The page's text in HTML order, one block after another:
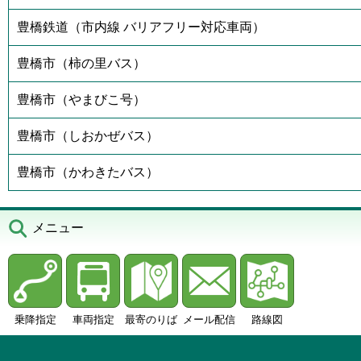
豊橋鉄道（市内線 バリアフリー対応車両）
豊橋市（柿の里バス）
豊橋市（やまびこ号）
豊橋市（しおかぜバス）
豊橋市（かわきたバス）
メニュー
乗降指定 車両指定 最寄のりば メール配信 路線図